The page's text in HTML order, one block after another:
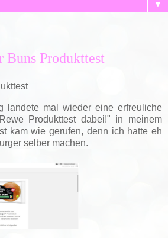
▼
Buns Produkttest
landete mal wieder eine erfreuliche
Produkttest dabei!" in meinem
kam wie gerufen, denn ich hatte eh
selber machen.